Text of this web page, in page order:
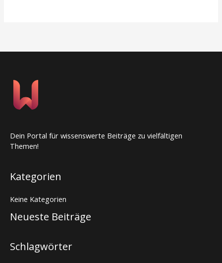
Dein Portal für wissenswerte Beiträge zu vielfältigen
Themen!
Kategorien
Keine Kategorien
Neueste Beiträge
Schlagwörter